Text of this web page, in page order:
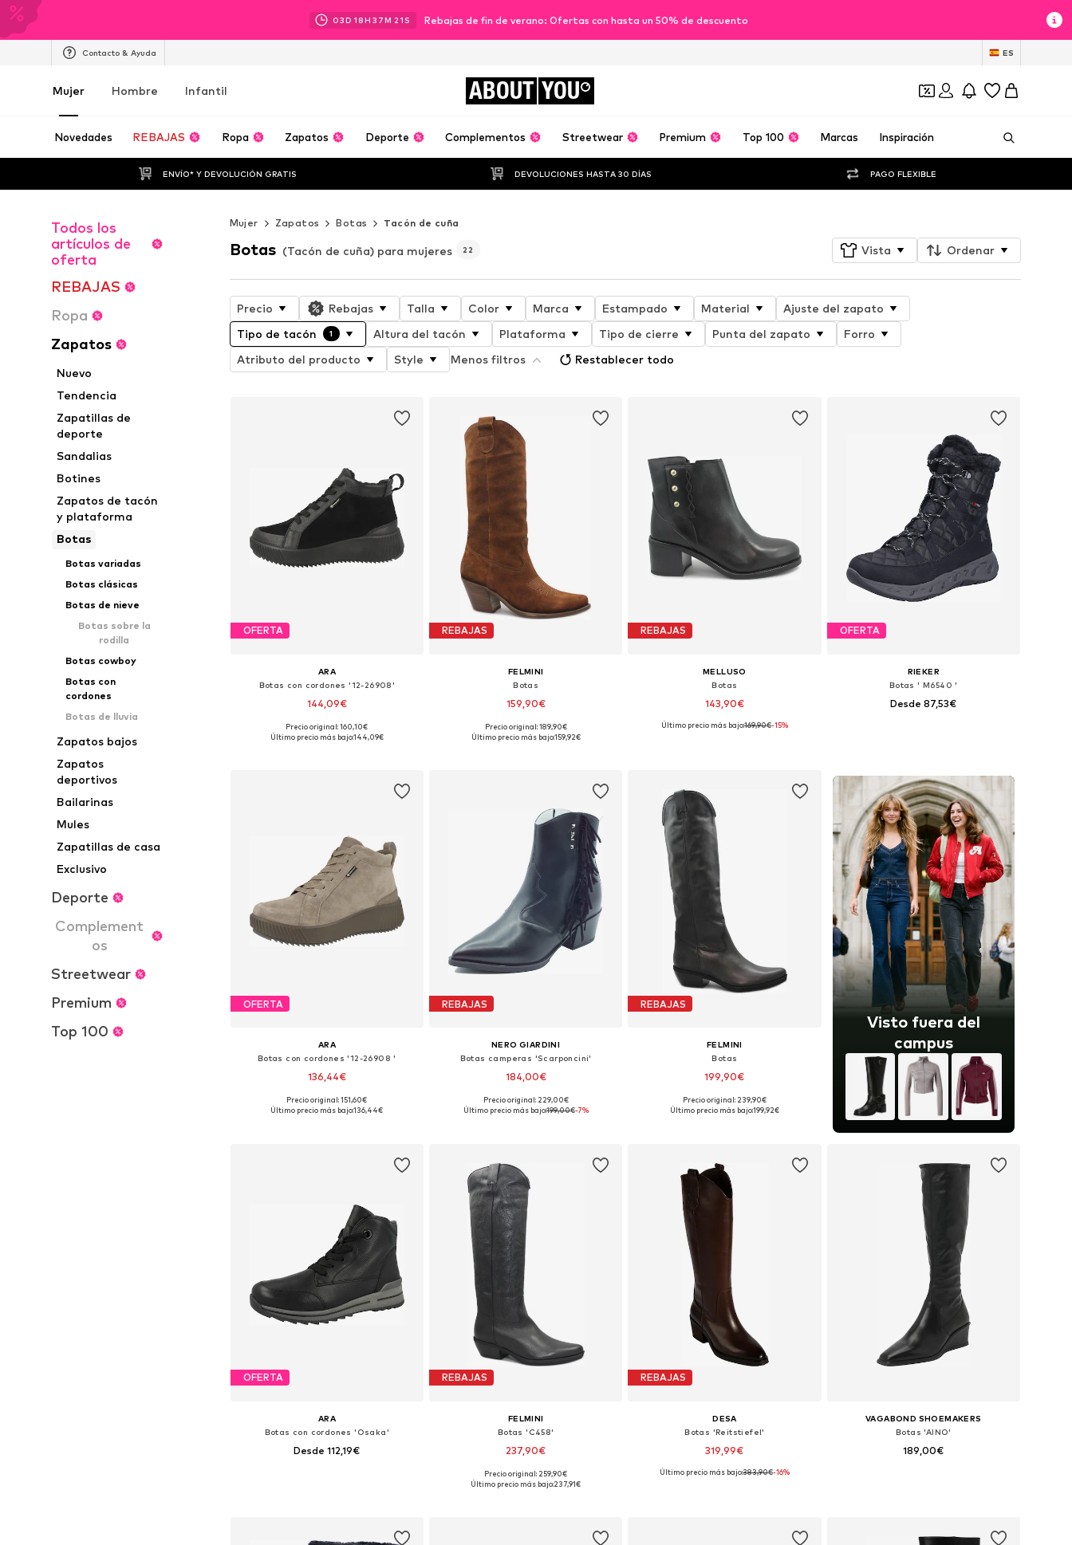
03D 18H 37M 20S Rebajas de fin de verano: Ofertas con hasta un 50% de descuento
Contacto & Ayuda ES
Mujer Hombre Infantil ABOUT YOU
Novedades REBAJAS Ropa Zapatos Deporte Complementos Streetwear Premium Top 100 Marcas Inspiración
ENVÍO* Y DEVOLUCIÓN GRATIS DEVOLUCIONES HASTA 30 DÍAS PAGO FLEXIBLE
Todos los
artículos de
oferta
REBAJAS
Ropa
Zapatos
Nuevo
Tendencia
Zapatillas de
deporte
Sandalias
Botines
Zapatos de tacón
y plataforma
Botas
Botas variadas
Botas clásicas
Botas de nieve
Botas sobre la
rodilla
Botas cowboy
Botas con
cordones
Botas de lluvia
Zapatos bajos
Zapatos
deportivos
Bailarinas
Mules
Zapatillas de casa
Exclusivo
Deporte
Complement
os
Streetwear
Premium
Top 100
Mujer Zapatos Botas Tacón de cuña
Botas (Tacón de cuña) para mujeres 22 Vista Ordenar
Precio Rebajas Talla Color Marca Estampado Material
Ajuste del zapato
Tipo de tacón
1 Altura del tacón Plataforma Tipo de cierre Punta del zapato
Forro
Atributo del producto
Style Menos filtros Restablecer todo
OFERTA
ARA
Botas con cordones '12-26908'
144,09€
Disponible en muchas tallas
Precio original: 160,10€
Último precio más bajo:144,09€
REBAJAS
FELMINI
Botas
159,90€
Tallas disponibles: 36, 37, 38, 39, 40, 41
Precio original: 189,90€
Último precio más bajo:159,92€
REBAJAS
MELLUSO
Botas
143,90€
Tallas disponibles: 36, 37, 39, 40, 41
Último precio más bajo:169,90€-15%
OFERTA
RIEKER
Botas ' M6540 '
Desde 87,53€
OFERTA
ARA
Botas con cordones '12-26908 '
136,44€
Tallas disponibles: 38,5, 39, 40, 41, 41,5, 42
Precio original: 151,60€
Último precio más bajo:136,44€
REBAJAS
NERO GIARDINI
Botas camperas 'Scarponcini'
184,00€
Tallas disponibles: 36, 37, 38, 39
Precio original: 229,00€
Último precio más bajo:199,00€-7%
REBAJAS
FELMINI
Botas
199,90€
Tallas disponibles: 38, 39, 41, 42
Precio original: 239,90€
Último precio más bajo:199,92€
Visto fuera del
campus
OFERTA
ARA
Botas con cordones 'Osaka'
Desde 112,19€
REBAJAS
FELMINI
Botas 'C458'
237,90€
Tallas disponibles: 36, 37, 39
Precio original: 259,90€
Último precio más bajo:237,91€
REBAJAS
DESA
Botas 'Reitstiefel'
319,99€
Tallas disponibles: 38, 39
Último precio más bajo:383,90€-16%
VAGABOND SHOEMAKERS
Botas 'AINO'
189,00€